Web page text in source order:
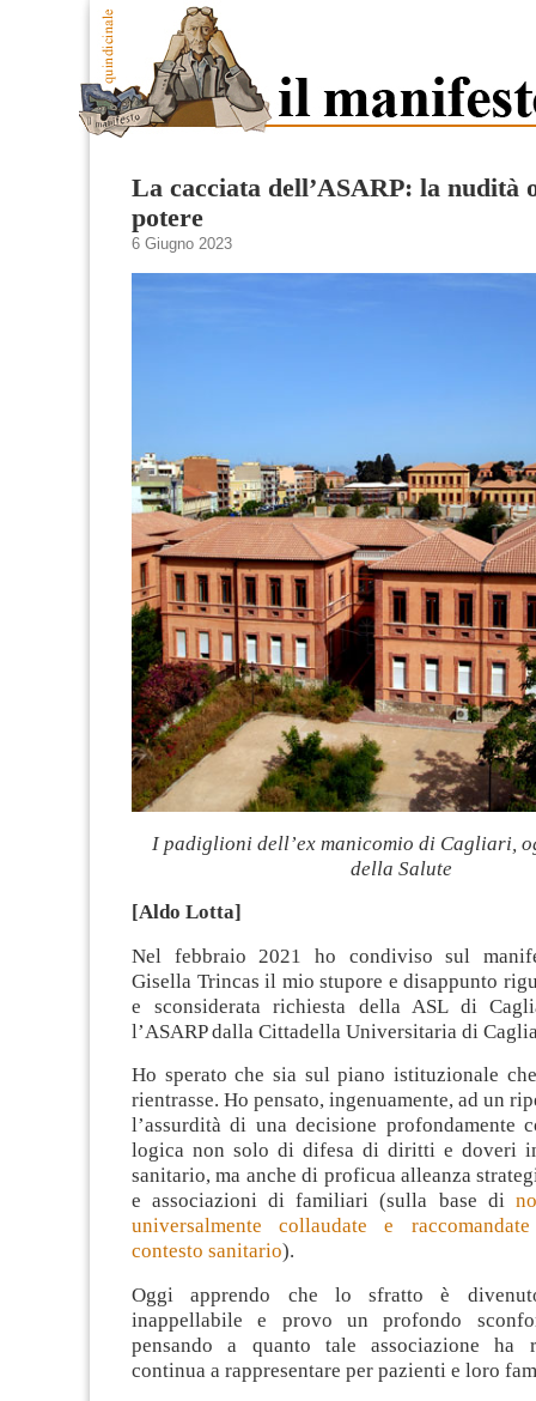
La cacciata dell’ASARP: la nudità
potere
6 Giugno 2023
I padiglioni dell’ex manicomio di Cagliari,
della Salute
[Aldo Lotta]
Nel febbraio 2021 ho condiviso sul
Gisella Trincas il mio stupore e disappunto
e sconsiderata richiesta della ASL di
l’ASARP dalla Cittadella Universitaria di
Ho sperato che sia sul piano istituzionale
rientrasse. Ho pensato, ingenuamente, ad un
l’assurdità di una decisione profondamente
logica non solo di difesa di diritti e doveri
sanitario, ma anche di proficua alleanza
e associazioni di familiari (sulla base di
universalmente collaudate e
contesto sanitario).
Oggi apprendo che lo sfratto è
inappellabile e provo un profondo
pensando a quanto tale associazione ha
continua a rappresentare per pazienti e loro